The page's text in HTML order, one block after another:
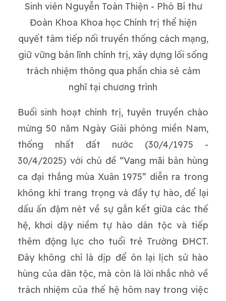
Sinh viên Nguyễn Toàn Thiện - Phó Bí thư
Đoàn Khoa Khoa học Chính trị thể hiện
quyết tâm tiếp nối truyền thống cách mạng,
giữ vững bản lĩnh chính trị, xây dựng lối sống
trách nhiệm thông qua phần chia sẻ cảm
nghĩ tại chương trình
Buổi sinh hoạt chính trị, tuyên truyền chào
mừng50 năm Ngày Giải phóng miền Nam,
thống nhất đất nước (30/4/1975 -
30/4/2025) với chủ đề “Vang mãi bản hùng
ca đại thắng mùa Xuân 1975” diễn ra trong
không khí trang trọng và đầy tự hào, để lại
dấu ấn đậm nét về sự gắn kết giữa các thế
hệ, khơi dậy niềm tự hào dân tộc và tiếp
thêm động lực cho tuổi trẻ Trường ĐHCT.
Đây không chỉ là dịp để ôn lại lịch sử hào
hùng của dân tộc, mà còn là lời nhắc nhở về
trách nhiệm của thế hệ hôm nay trong việc